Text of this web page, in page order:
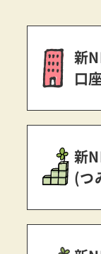
新
口
新
(つ